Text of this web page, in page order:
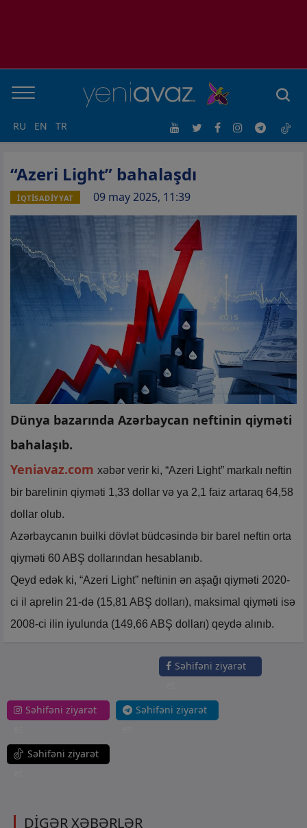
RU EN TR
“Azeri Light” bahalaşdı
İQTİSADİYYAT 09 may 2025, 11:39
Dünya bazarında Azərbaycan neftinin qiyməti
bahalaşıb.
Yeniavaz.com xəbər verir ki, “Azeri Light” markalı neftin
bir barelinin qiyməti 1,33 dollar və ya 2,1 faiz artaraq 64,58
dollar olub.
Azərbaycanın builki dövlət büdcəsində bir barel neftin orta
qiyməti 60 ABŞ dollarından hesablanıb.
Qeyd edək ki, “Azeri Light” neftinin ən aşağı qiyməti 2020-
ci il aprelin 21-də (15,81 ABŞ dolları), maksimal qiyməti isə
2008-ci ilin iyulunda (149,66 ABŞ dolları) qeydə alınıb.
Səhifəni ziyarət
Səhifəni ziyarət
Səhifəni ziyarət
Səhifəni ziyarət
DİGƏR XƏBƏRLƏR